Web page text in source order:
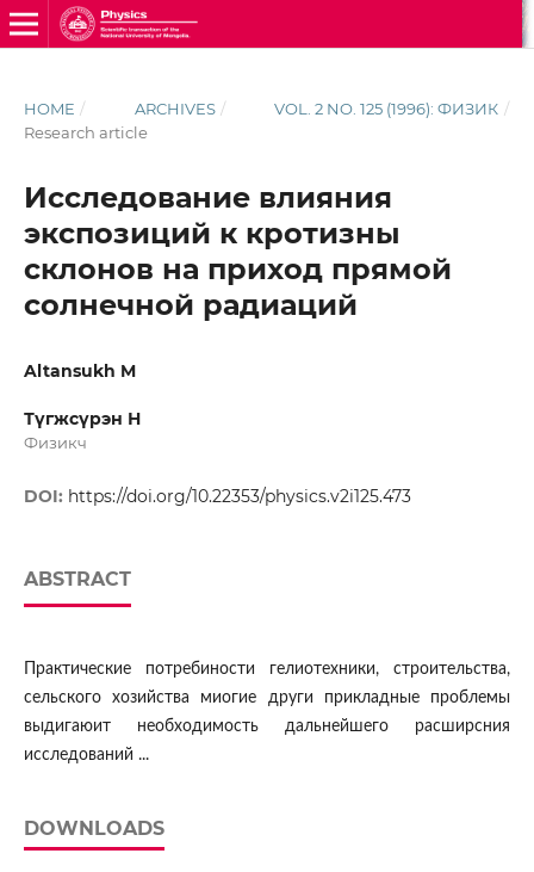
HOME / ARCHIVES / VOL. 2 NO. 125 (1996): ФИЗИК /
Research article
Исследование влияния
экспозиций к кротизны
склонов на приход прямой
солнечной радиаций
Altansukh M
Түгжсүрэн Н
Физикч
DOI: https://doi.org/10.22353/physics.v2i125.473
ABSTRACT
Практические потребиности гелиотехники, строительства,
сельского хозийства миогие други прикладные проблемы
выдигаюит необходимость дальнейшего расширсния
исследований ...
DOWNLOADS